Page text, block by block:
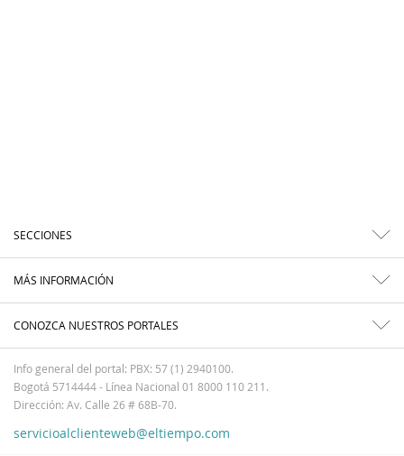
SECCIONES
MÁS INFORMACIÓN
CONOZCA NUESTROS PORTALES
Info general del portal: PBX: 57 (1) 2940100.
Bogotá 5714444 - Línea Nacional 01 8000 110 211.
Dirección: Av. Calle 26 # 68B-70.
servicioalclienteweb@eltiempo.com